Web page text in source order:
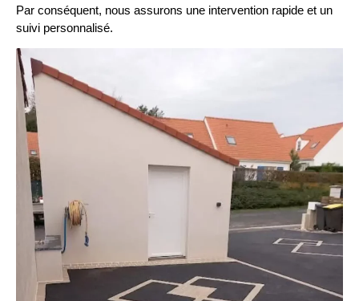
Par conséquent, nous assurons une intervention rapide et un
suivi personnalisé.